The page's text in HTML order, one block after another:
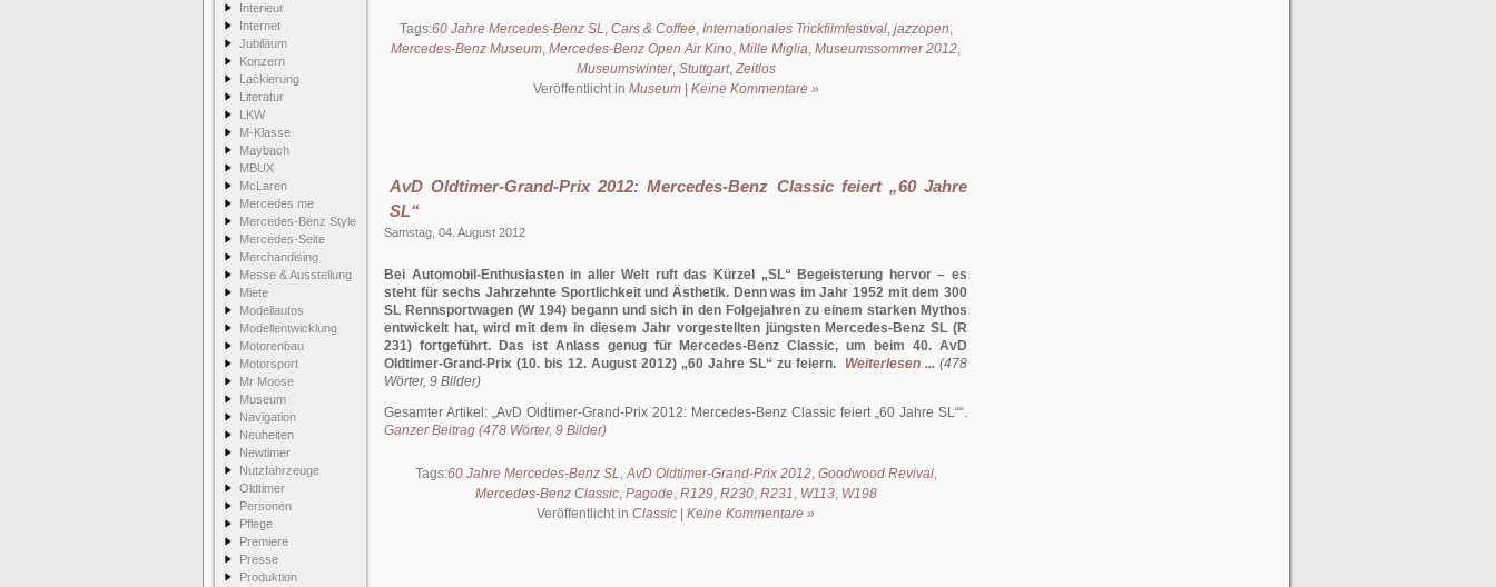
Interieur
Internet
Jubiläum
Konzern
Lackierung
Literatur
LKW
M-Klasse
Maybach
MBUX
McLaren
Mercedes me
Mercedes-Benz Style
Mercedes-Seite
Merchandising
Messe & Ausstellung
Miete
Modellautos
Modellentwicklung
Motorenbau
Motorsport
Mr Moose
Museum
Navigation
Neuheiten
Newtimer
Nutzfahrzeuge
Oldtimer
Personen
Pflege
Premiere
Presse
Produktion
Tags:60 Jahre Mercedes-Benz SL, Cars & Coffee, Internationales Trickfilmfestival, jazzopen,
Mercedes-Benz Museum, Mercedes-Benz Open Air Kino, Mille Miglia, Museumssommer 2012,
Museumswinter, Stuttgart, Zeitlos
Veröffentlicht in Museum| Keine Kommentare »
AvD Oldtimer-Grand-Prix 2012: Mercedes-Benz Classic feiert „60 Jahre
SL“
Samstag, 04. August 2012
Bei Automobil-Enthusiasten in aller Welt ruft das Kürzel „SL“ Begeisterung hervor – es
steht für sechs Jahrzehnte Sportlichkeit und Ästhetik. Denn was im Jahr 1952 mit dem 300
SL Rennsportwagen (W 194) begann und sich in den Folgejahren zu einem starken Mythos
entwickelt hat, wird mit dem in diesem Jahr vorgestellten jüngsten Mercedes-Benz SL (R
231) fortgeführt. Das ist Anlass genug für Mercedes-Benz Classic, um beim 40. AvD
Oldtimer-Grand-Prix (10. bis 12. August 2012) „60 Jahre SL“ zu feiern.
Weiterlesen ... (478
Wörter, 9 Bilder)
Gesamter Artikel: AvD Oldtimer-Grand-Prix 2012: Mercedes-Benz Classic feiert „60 Jahre SL“ .
Ganzer Beitrag (478 Wörter, 9 Bilder)
Tags:60 Jahre Mercedes-Benz SL,AvD Oldtimer-Grand-Prix 2012, Goodwood Revival,
Mercedes-Benz Classic, Pagode, R129, R230, R231, W113, W198
Veröffentlicht in Classic Keine Kommentare »